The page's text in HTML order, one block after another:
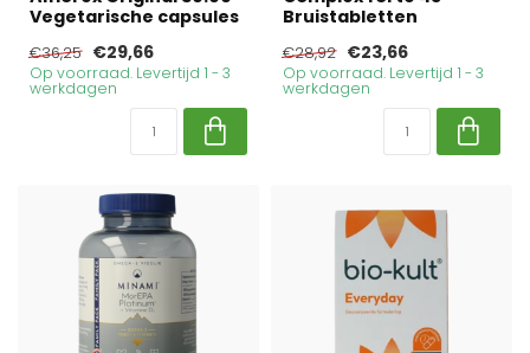
Vegetarische capsules
€36,25 €29,66
Op voorraad. Levertijd 1 - 3
werkdagen
Bruistabletten
€28,92 €23,66
Op voorraad. Levertijd 1 - 3
werkdagen